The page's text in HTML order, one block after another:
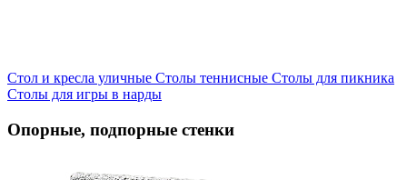
Стол и кресла уличные Cтолы теннисные Столы для пикника
Столы для игры в нарды
Опорные, подпорные стенки